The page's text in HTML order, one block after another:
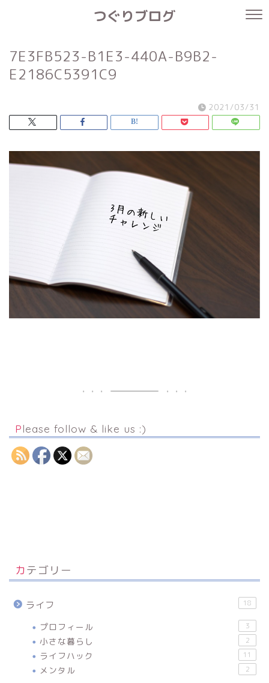
つぐりブログ
7E3FB523-B1E3-440A-B9B2-
E2186C5391C9
2021/03/31
Please follow & like us :)
カテゴリー
ライフ 18
プロフィール 3
小さな暮らし 2
ライフハック 11
メンタル 2